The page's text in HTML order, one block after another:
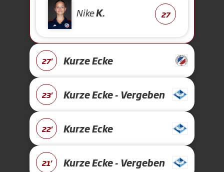
NikeK. 27
27' Kurze Ecke
23' Kurze Ecke - Vergeben
22' Kurze Ecke
21' Kurze Ecke - Vergeben